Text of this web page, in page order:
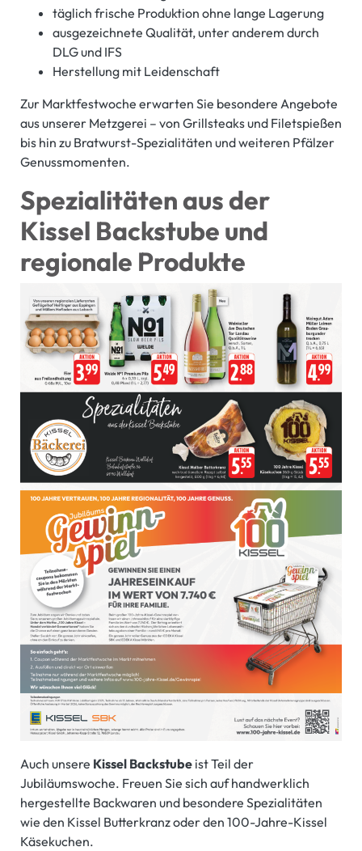
täglich frische Produktion ohne lange Lagerung
ausgezeichnete Qualität, unter anderem durch
DLG und IFS
Herstellung mit Leidenschaft
Zur Marktfestwoche erwarten Sie besondere Angebote
aus unserer Metzgerei – von Grillsteaks und Filetspießen
bis hin zu Bratwurst-Spezialitäten und weiteren Pfälzer
Genussmomenten.
Spezialitäten aus der
Kissel Backstube und
regionale Produkte
Auch unsere Kissel Backstube ist Teil der
Jubiläumswoche. Freuen Sie sich auf handwerklich
hergestellte Backwaren und besondere Spezialitäten
wie den Kissel Butterkranz oder den 100-Jahre-Kissel
Käsekuchen.